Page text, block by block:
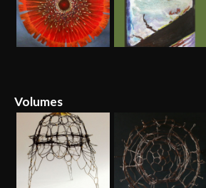
Volumes